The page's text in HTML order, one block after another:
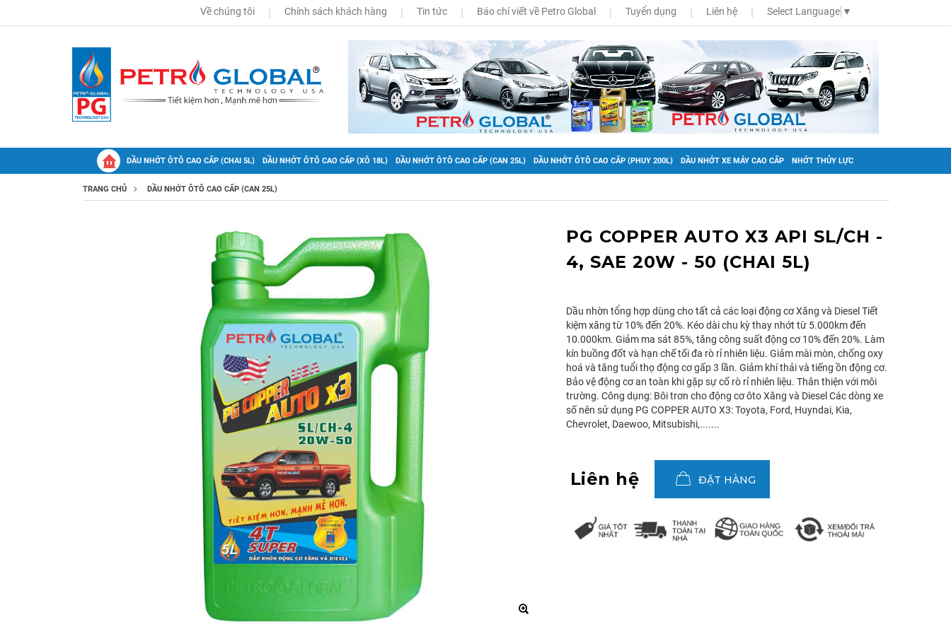
Về chúng tôi Chính sách khách hàng Tin tức Báo chí viết về Petro Global Tuyển dụng Liên hệ Select Language ▼
DẦU NHỚT ÔTÔ CAO CẤP (CHAI 5L) DẦU NHỚT ÔTÔ CAO CẤP (XÔ 18L) DẦU NHỚT ÔTÔ CAO CẤP (CAN 25L) DẦU NHỚT ÔTÔ CAO CẤP (PHUY 200L) DẦU NHỚT XE MÁY CAO CẤP NHỚT THỦY LỰC
TRANG CHỦ DẦU NHỚT ÔTÔ CAO CẤP (CAN 25L)
PG COPPER AUTO X3 API SL/CH -
4, SAE 20W - 50 (CHAI 5L)
Dầu nhờn tổng hợp dùng cho tất cả các loại động cơ Xăng và Diesel Tiết
kiệm xăng từ 10% đến 20%. Kéo dài chu kỳ thay nhớt từ 5.000km đến
10.000km. Giảm ma sát 85%, tăng công suất động cơ 10% đến 20%. Làm
kín buồng đốt và hạn chế tối đa rò rỉ nhiên liệu. Giảm mài mòn, chống oxy
hoá và tăng tuổi thọ động cơ gấp 3 lần. Giảm khí thải và tiếng ồn động cơ.
Bảo vệ động cơ an toàn khi gặp sự cố rò rỉ nhiên liệu. Thân thiện với môi
trường. Công dụng: Bôi trơn cho động cơ ôto Xăng và Diesel Các dòng xe
số nên sử dụng PG COPPER AUTO X3: Toyota, Ford, Huyndai, Kia,
Chevrolet, Daewoo, Mitsubishi,.......
Liên hệ ĐẶT HÀNG